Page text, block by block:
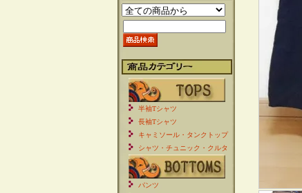
半袖Tシャツ
長袖Tシャツ
キャミソール・タンクトップ
シャツ・チュニック・クルタ
パンツ